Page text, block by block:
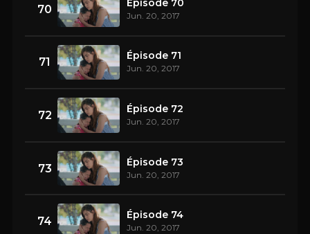
70 Épisode 70
Jun. 20, 2017
71 Épisode 71
Jun. 20, 2017
72 Épisode 72
Jun. 20, 2017
73 Épisode 73
Jun. 20, 2017
74 Épisode 74
Jun. 20, 2017